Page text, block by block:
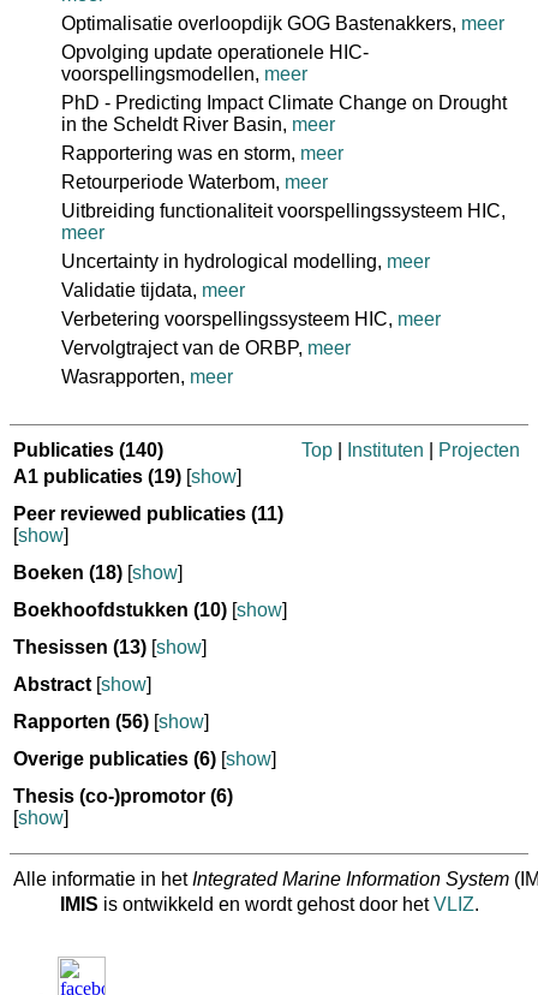
Optimalisatie overloopdijk GOG Bastenakkers, meer
Opvolging update operationele HIC-
voorspellingsmodellen, meer
PhD - Predicting Impact Climate Change on Drought
in the Scheldt River Basin, meer
Rapportering was en storm, meer
Retourperiode Waterbom, meer
Uitbreiding functionaliteit voorspellingssysteem HIC,
meer
Uncertainty in hydrological modelling, meer
Validatie tijdata, meer
Verbetering voorspellingssysteem HIC, meer
Vervolgtraject van de ORBP, meer
Wasrapporten, meer
Publicaties (140) Top Instituten
Projecten
A1 publicaties (19) [show]
Peer reviewed publicaties (11)
[show]
Boeken (18) [show]
Boekhoofdstukken (10) [show]
Thesissen (13) [show]
Abstract [show]
Rapporten (56) [show]
Overige publicaties (6) [show]
Thesis (co-)promotor (6)
[show]
Alle informatie in hetIntegrated Marine Information System
IMIS is ontwikkeld en wordt gehost door hetVLIZ.